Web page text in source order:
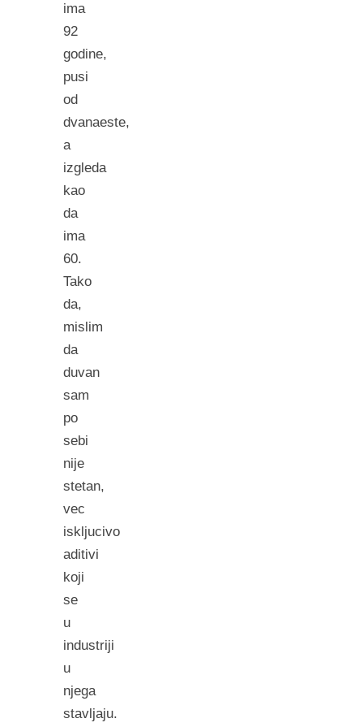
ima
92
godine,
pusi
od
dvanaeste,
a
izgleda
kao
da
ima
60.
Tako
da,
mislim
da
duvan
sam
po
sebi
nije
stetan,
vec
iskljucivo
aditivi
koji
se
u
industriji
u
njega
stavljaju.